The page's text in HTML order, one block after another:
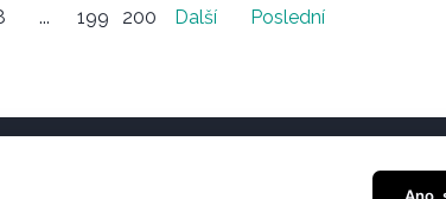
... 199 200 Další Poslední
Ano,